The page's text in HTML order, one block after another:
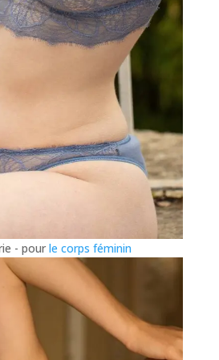
- pourle corps féminin